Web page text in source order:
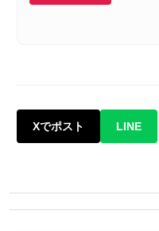
Xでポスト LINE